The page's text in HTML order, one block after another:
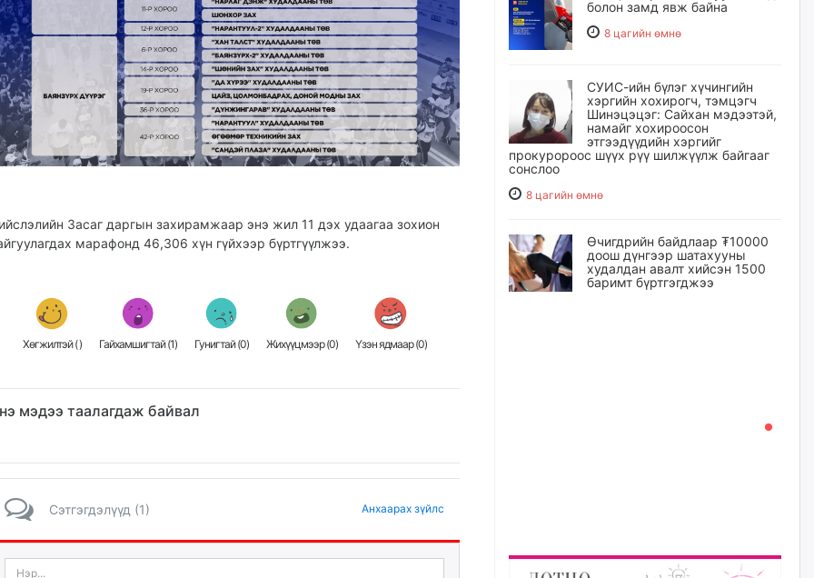
Засаг даргын захирамжаар энэ жил 11 дэх удаагаа зохион
марафонд 46,306 хүн гүйхээр бүртгүүлжээ.
Хөгжилтэй () Гайхамшигтай (1) Гунигтай (0) Жихүүцмээр (0) Үзэн ядмаар (0)
мэдээ таалагдаж байвал
Сэтгэгдэлүүд (1) Анхаарах зүйлс
болон замд явж байна
8 цагийн өмнө
СУИС-ийн бүлэг хүчингийн
хэргийн хохирогч, тэмцэгч
Шинэцэцэг: Сайхан мэдээтэй,
намайг хохироосон
этгээдүүдийн хэргийг
прокуророос шүүх рүү шилжүүлж байгааг
сонслоо
8 цагийн өмнө
Өчигдрийн байдлаар ₮10000
доош дүнгээр шатахууны
худалдан авалт хийсэн 1500
баримт бүртгэгджээ